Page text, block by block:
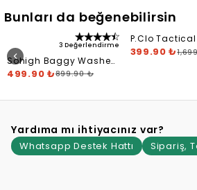
Bunları da beğenebilirsin
3 Değerlendirme
Sohigh Baggy Washed
Jeans - Dark Blue
499.90 ₺899.90 ₺
P.Clo Tactical Cargo
Pantolon
399.90 ₺
Yardıma mı ihtiyacınız var?
Whatsapp Destek Hattı Sipariş,